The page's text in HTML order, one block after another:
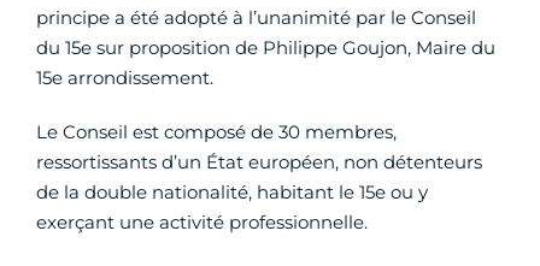
principe a été adopté à l’unanimité par le Conseil
du 15e sur proposition de Philippe Goujon, Maire du
15e arrondissement.
Le Conseil est composé de 30 membres,
ressortissants d’un État européen, non détenteurs
de la double nationalité, habitant le 15e ou y
exerçant une activité professionnelle.